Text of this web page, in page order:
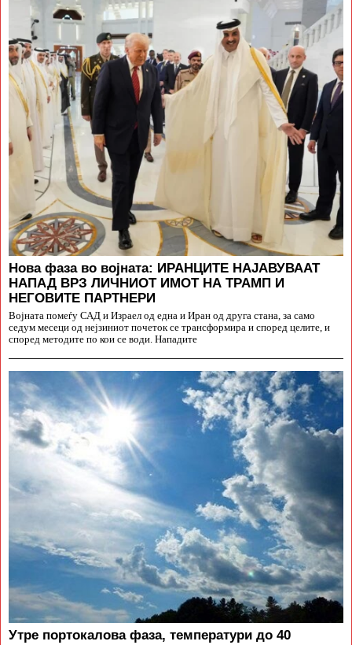
Нова фаза во војната: ИРАНЦИТЕ НАЈАВУВААТ
НАПАД ВРЗ ЛИЧНИОТ ИМОТ НА ТРАМП И
НЕГОВИТЕ ПАРТНЕРИ
Војната помеѓу САД и Израел од една и Иран од друга стана, за само
седум месеци од нејзиниот почеток се трансформира и според целите, и
според методите по кои се води. Нападите
Утре портокалова фаза, температури до 40